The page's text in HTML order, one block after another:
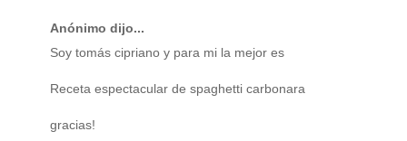
Anónimo dijo...
Soy tomás cipriano y para mi la mejor es
Receta espectacular de spaghetti carbonara
gracias!